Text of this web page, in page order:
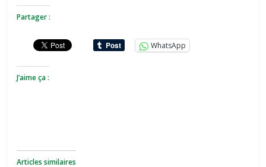
Partager :
WhatsApp
J’aime ça :
Articles similaires